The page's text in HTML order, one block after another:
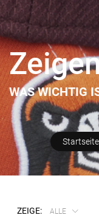
WAS WICHTIG
Startseite
ZEIGE: ALLE